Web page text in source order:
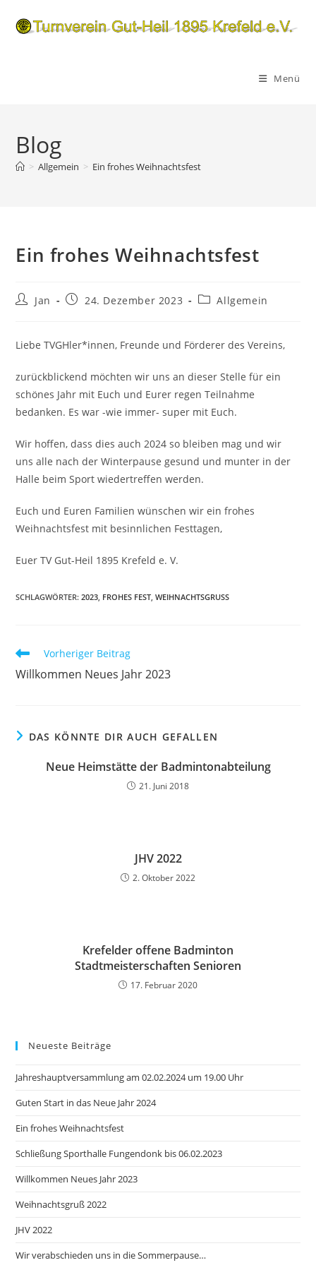
Inhalt
Menü
Blog
> Allgemein > Ein frohes Weihnachtsfest
Ein frohes Weihnachtsfest
Beitrags-
Jan
Beitrag24. Dezember 2023
Beitrags-
Allgemein
Liebe TVGHler*innen, Freunde und Förderer des Vereins,
zurückblickend möchten wir uns an dieser Stelle für ein
schönes Jahr mit Euch und Eurer regen Teilnahme
bedanken. Es war -wie immer- super mit Euch.
Wir hoffen, dass dies auch 2024 so bleiben mag und wir
uns alle nach der Winterpause gesund und munter in der
Halle beim Sport wiedertreffen werden.
Euch und Euren Familien wünschen wir ein frohes
Weihnachtsfest mit besinnlichen Festtagen,
Euer TV Gut-Heil 1895 Krefeld e. V.
SCHLAGWÖRTER:2023, FROHES FEST, WEIHNACHTSGRUSS
Weitere
Artikel
ansehen
Vorheriger Beitrag
Willkommen Neues Jahr 2023
DAS KÖNNTE DIR AUCH GEFALLEN
Neue Heimstätte der Badmintonabteilung
21. Juni 2018
JHV 2022
2. Oktober 2022
Krefelder offene Badminton
Stadtmeisterschaften Senioren
17. Februar 2020
Neueste Beiträge
Jahreshauptversammlung am 02.02.2024 um 19.00 Uhr
Guten Start in das Neue Jahr 2024
Ein frohes Weihnachtsfest
Schließung Sporthalle Fungendonk bis 06.02.2023
Willkommen Neues Jahr 2023
Weihnachtsgruß 2022
JHV 2022
Wir verabschieden uns in die Sommerpause…